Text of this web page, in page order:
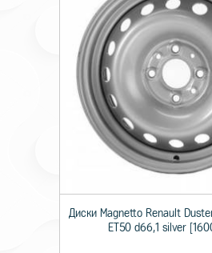
Диски Magnetto Renault
ET50 d66,1 silver